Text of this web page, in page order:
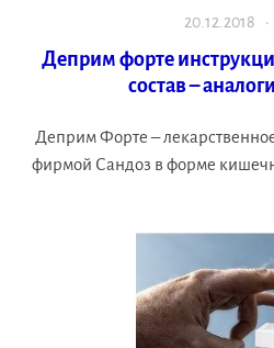
20.12.2018 ·
Деприм форте
состав –
Деприм Форте –
фирмой Сандоз в форме